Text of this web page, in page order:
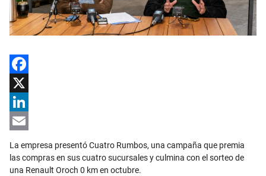
Facebook
X
LinkedIn
Email
La empresa presentó Cuatro Rumbos, una campaña que premia
las compras en sus cuatro sucursales y culmina con el sorteo de
una Renault Oroch 0 km en octubre.